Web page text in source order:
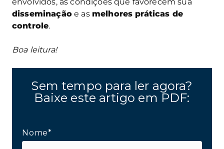
disseminaçãoe as melhores práticas de
controle.
Boa leitura!
Sem tempo para ler agora?
Baixe este artigo em PDF:
Nome*